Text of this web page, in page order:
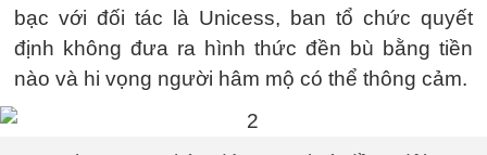
bạc với đối tác là Unicess, ban tổ chức quyết
định không đưa ra hình thức đền bù bằng tiền
nào và hi vọng người hâm mộ có thể thông cảm.